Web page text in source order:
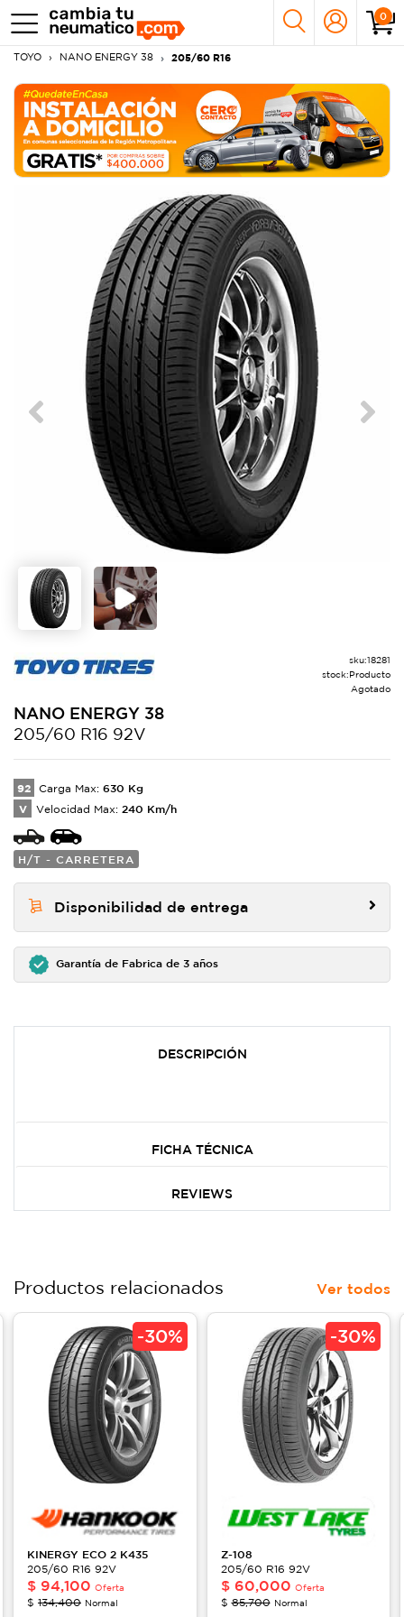
0
TOYO NANO ENERGY 38 205/60 R16
Previous Next
sku:18281
stock:Producto
Agotado
NANO ENERGY 38
205/60 R16 92V
92 Carga Max: 630 Kg
V Velocidad Max: 240 Km/h
H/T - CARRETERA
Disponibilidad de entrega
Garantía de Fabrica de 3 años
DESCRIPCIÓN
FICHA TÉCNICA
REVIEWS
Productos relacionados Ver todos
-30%
KINERGY ECO 2 K435
205/60 R16 92V
$ 94,100 Oferta
$ 134,400 Normal
-30%
Z-108
205/60 R16 92V
$ 60,000 Oferta
$85,700 Normal